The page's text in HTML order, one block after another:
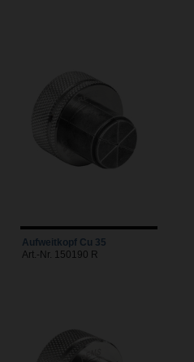
Aufweitkopf Cu 35
Art.-Nr. 150190 R